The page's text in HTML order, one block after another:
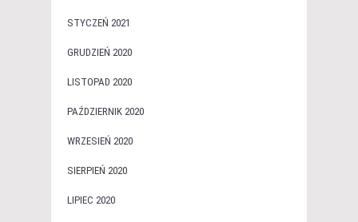
STYCZEŃ 2021
GRUDZIEŃ 2020
LISTOPAD 2020
PAŹDZIERNIK 2020
WRZESIEŃ 2020
SIERPIEŃ 2020
LIPIEC 2020